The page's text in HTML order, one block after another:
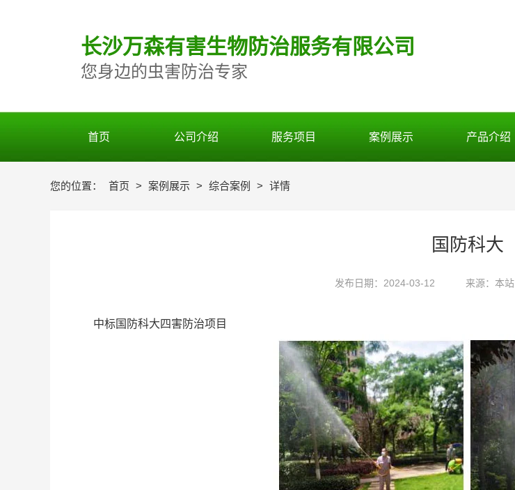
首页 公司介绍 服务项目 案例展示 产品介绍
长沙万森有害生物防治服务有限公司
您身边的虫害防治专家
您的位置： 首页 > 案例展示 > 综合案例 > 详情
国防科大
发布日期：2024-03-12 来源：本站
中标国防科大四害防治项目